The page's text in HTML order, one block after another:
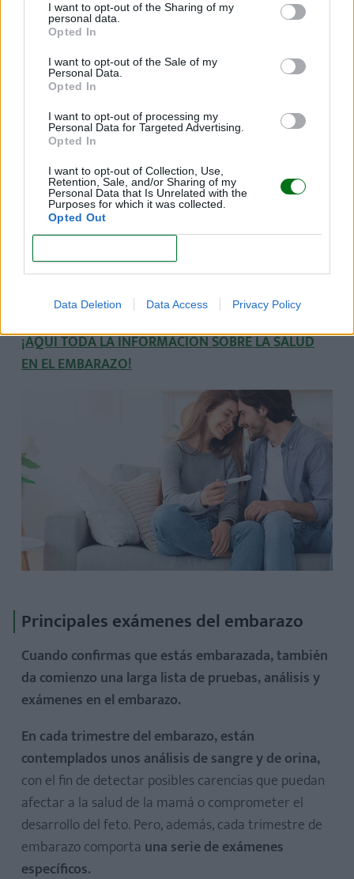
I want to opt-out of the Sharing of my
personal data.
Opted In
I want to opt-out of the Sale of my
Personal Data.
Opted In
I want to opt-out of processing my
Personal Data for Targeted Advertising.
Opted In
I want to opt-out of Collection, Use,
Retention, Sale, and/or Sharing of my
Personal Data that Is Unrelated with the
Purposes for which it was collected.
Opted Out
Data Deletion Data Access Privacy Policy
seguimiento del embarazo sano.
seguir todas las indicaciones que te den, en
cuanto a cuidados, alimentación, suplementos,
hábitos, etc.
Durante esta primera cita, la ginecóloga realizará:
Unaecografía vaginalpara confirmar la
Elaborará tuhistorial clínico.
Determinarála fecha probable de parto.
¡AQUÍ TODA LA INFORMACIÓN SOBRE LA SALUD
EN EL EMBARAZO!
Principales exámenes del embarazo
Cuando confirmas que estás embarazada, también
da comienzo una larga lista de pruebas, análisis y
exámenes en el embarazo.
En cada trimestre del embarazo, están
contemplados unos análisis de sangre y de orina,
con el fin de detectar posibles carencias que puedan
afectar a la salud de la mamá o comprometer el
desarrollo del feto. Pero, además, cada trimestre de
embarazo comporta una serie de exámenes
específicos.